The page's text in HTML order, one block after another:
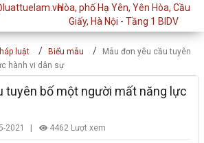
Hòa, phố Hạ Yên, Yên Hòa, Cầu
Giấy, Hà Nội - Tầng 1 BIDV
luật / Biểu mẫu /
Mẫu đơn yêu cầu tuyên
hành vi dân sự
tuyên bố một người mất năng lực
2021 | 4462 Lượt xem